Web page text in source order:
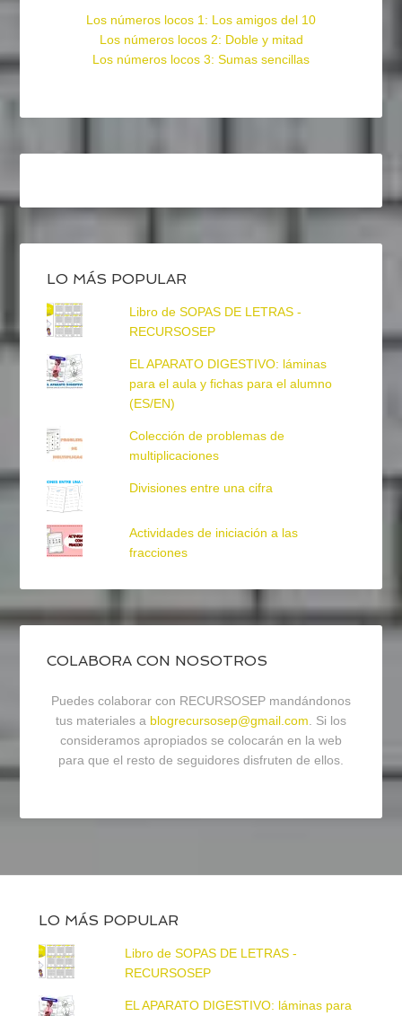
Los números locos 1: Los amigos del 10
Los números locos 2: Doble y mitad
Los números locos 3: Sumas sencillas
LO MÁS POPULAR
Libro de SOPAS DE LETRAS -
RECURSOSEP
EL APARATO DIGESTIVO: láminas
para el aula y fichas para el alumno
(ES/EN)
Colección de problemas de
multiplicaciones
Divisiones entre una cifra
Actividades de iniciación a las
fracciones
COLABORA CON NOSOTROS
Puedes colaborar con RECURSOSEP mandándonos
tus materiales a blogrecursosep@gmail.com. Si los
consideramos apropiados se colocarán en la web
para que el resto de seguidores disfruten de ellos.
LO MÁS POPULAR
Libro de SOPAS DE LETRAS -
RECURSOSEP
EL APARATO DIGESTIVO: láminas para